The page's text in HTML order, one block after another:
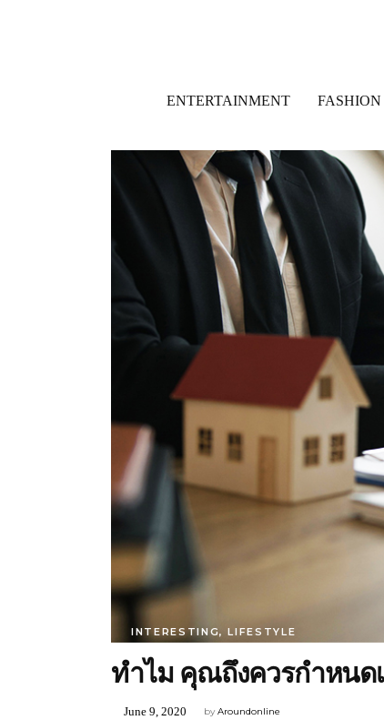
ENTERTAINMENT
INTERESTING,LIFESTYLE
ทำไม คุณถึงควรกำหนด
byAroundonline
June 9, 2020